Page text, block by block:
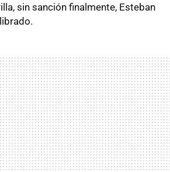
sin sanción finalmente, Esteban